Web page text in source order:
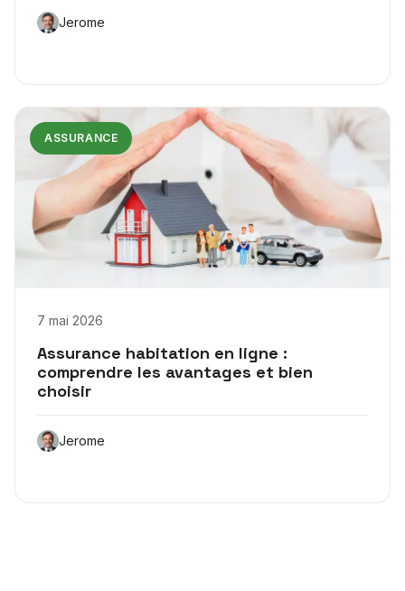
Jerome
ASSURANCE
7 mai 2026
Assurance habitation en ligne :
comprendre les avantages et bien
choisir
Jerome